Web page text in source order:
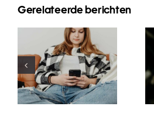
Gerelateerde berichten
Innovative
Strategien
zur
Steigerung
der
Sichtbarkeit
von